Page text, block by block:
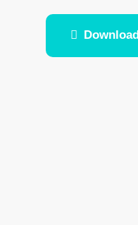
Download